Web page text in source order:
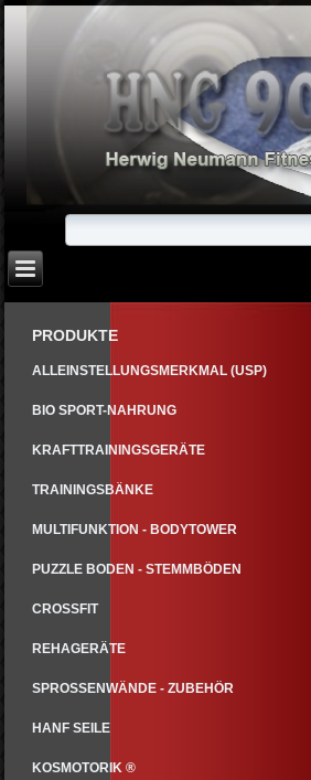
PRODUKTE
ALLEINSTELLUNGSMERKMAL (USP)
BIO SPORT-NAHRUNG
KRAFTTRAININGSGERÄTE
TRAININGSBÄNKE
MULTIFUNKTION - BODYTOWER
PUZZLE BODEN - STEMMBÖDEN
CROSSFIT
REHAGERÄTE
SPROSSENWÄNDE - ZUBEHÖR
HANF SEILE
KOSMOTORIK ®